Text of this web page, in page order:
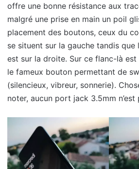
offre une bonne résistance aux
malgré une prise en main un poil
placement des boutons, ceux du
se situent sur la gauche tandis
est sur la droite. Sur ce flanc-là est
le fameux bouton permettant de
(silencieux, vibreur, sonnerie).
noter, aucun port jack 3.5mm n’est